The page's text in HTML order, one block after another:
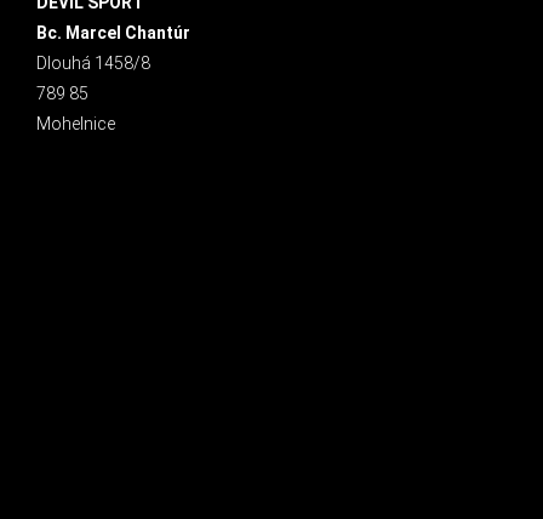
Bc. Marcel Chantúr
Dlouhá 1458/8
789 85
Mohelnice